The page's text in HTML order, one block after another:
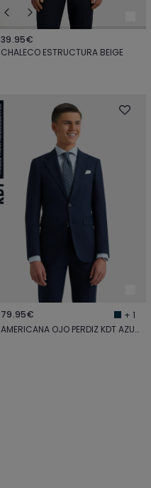
39.95€
CHALECO ESTRUCTURA BEIGE
79.95€
+ 1
AMERICANA OJO PERDIZ KDT AZUL MARINO